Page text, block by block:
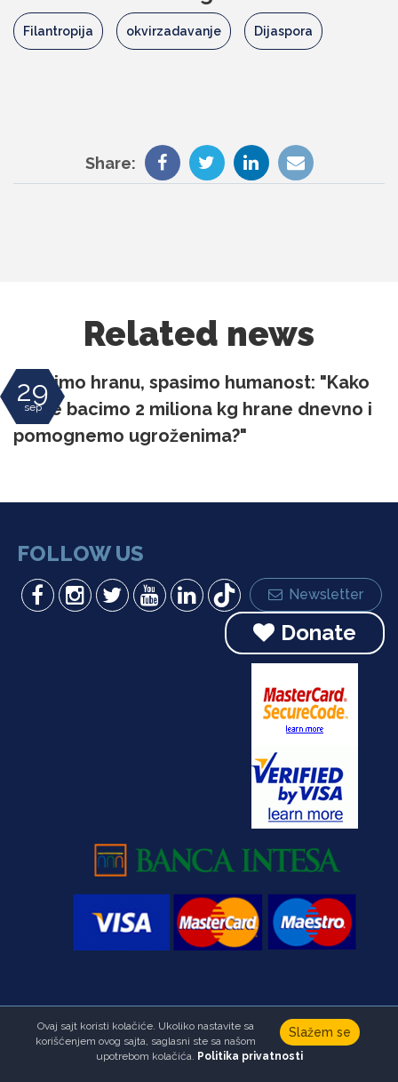
Filantropija okvirzadavanje Dijaspora
Share:
Related news
29
sep
Spasimo hranu, spasimo humanost: "Kako
da ne bacimo 2 miliona kg hrane dnevno i
pomognemo ugroženima?"
FOLLOW US
Newsletter
Donate
Copyright © Fondacija Ana i Vlade Divac.Sva prava zadržana
Developed byHALO Creative Team
Slažem se
Ovaj sajt koristi kolačiće. Ukoliko nastavite sa
korišćenjem ovog sajta, saglasni ste sa našom
upotrebom kolačića. Politika privatnosti